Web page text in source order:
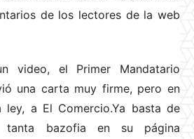
de los lectores de la web
video, el Primer Mandatario
una carta muy firme, pero en
a El Comercio.Ya basta de
bazofia en su página